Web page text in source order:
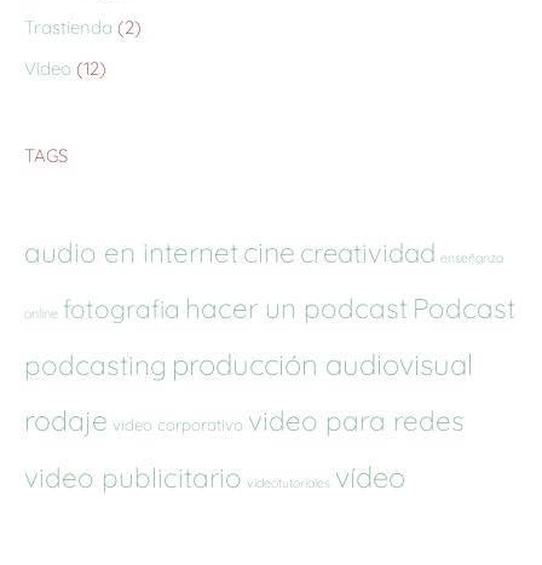
Trastienda (2)
Video (12)
TAGS
audio en internet cine creatividad enseñanza
online fotografia hacer un podcast Podcast
podcasting producción audiovisual
rodaje video corporativo video para redes
video publicitario videotutoriales vídeo